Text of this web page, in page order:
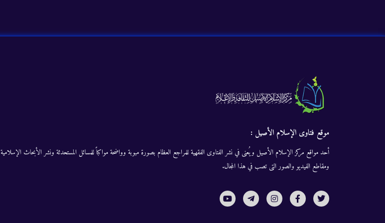
موقع فتاوى الإسلام الأصيل :
أحد مواقع مركز الإسلام الأصيل ويُعنى في نشر الفتاوى الفقهية للمراجع العظام بصورة مبوبة وواضحة مواكباً للمسائل المستحدثة ونشر الأبحاث الإسلامية
ومقاطع الفيديو والصور التى تصب في هذا المجال.